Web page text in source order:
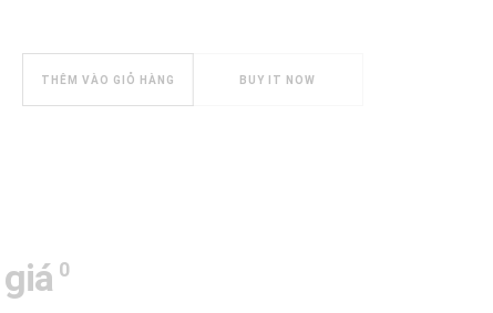
cách Châu Âu hiện đại CBN0020 số lượng
THÊM VÀO GIỎ HÀNG BUY IT NOW
0